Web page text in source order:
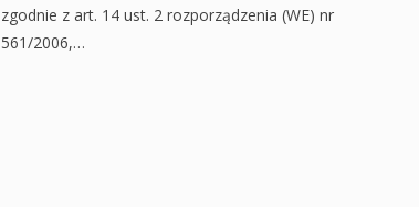
zgodnie z art. 14 ust. 2 rozporządzenia (WE) nr
561/2006,…